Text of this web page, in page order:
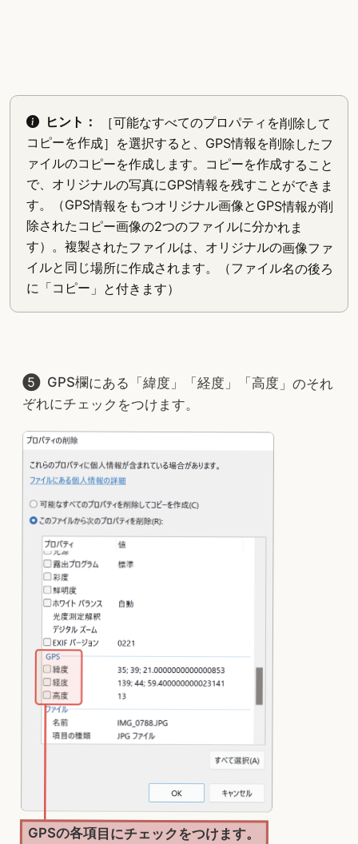
ヒント： ［可能なすべてのプロパティを削除して
コピーを作成］を選択すると、GPS情報を削除したフ
ァイルのコピーを作成します。コピーを作成すること
で、オリジナルの写真にGPS情報を残すことができま
す。（GPS情報をもつオリジナル画像とGPS情報が削
除されたコピー画像の2つのファイルに分かれま
す）。複製されたファイルは、オリジナルの画像ファ
イルと同じ場所に作成されます。（ファイル名の後ろ
に「コピー」と付きます）
GPS欄にある「緯度」「経度」「高度」のそれ
ぞれにチェックをつけます。
GPSの各項目にチェックをつけます。